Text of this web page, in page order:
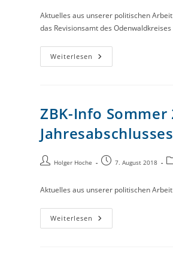
Aktuelles aus unserer politischen
das Revisionsamt des
Weiterlesen
ZBK-Info
Holger Hoche 7. August 2018
Aktuelles aus unserer politischen
Weiterlesen